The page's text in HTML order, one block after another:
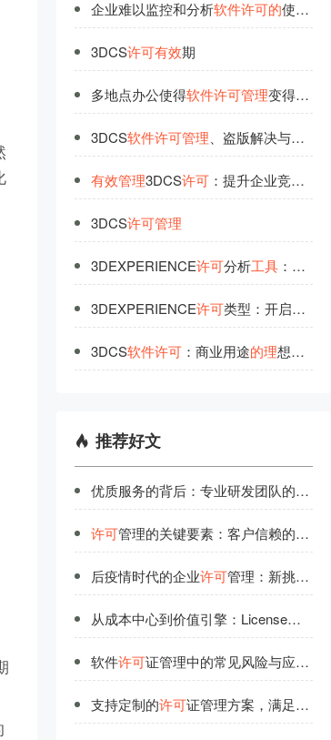
企业难以监控和分析软件许可的使用情况，
3DCS许可有效期
多地点办公使得软件许可管理变得复杂和低
3DCS软件许可管理 、盗版解决与资产
有效管理3DCS许可：提升企业竞争力与降低风险策略
3DCS许可管理
3DEXPERIENCE许可分析工具：挖掘数据价值
3DEXPERIENCE许可类型：开启协同
3DCS软件许可：商业用途的理想选择
推荐好文
优质服务的背后：专业研发团队的品质保证
许可管理的关键要素：客户信赖的选择标准
后疫情时代的企业许可管理：新挑战与新机遇
从成本中心到价值引擎：License
许可
软件许可证管理中的常见风险与应对策略
支持定制的许可证管理方案，满足企业个性化需求